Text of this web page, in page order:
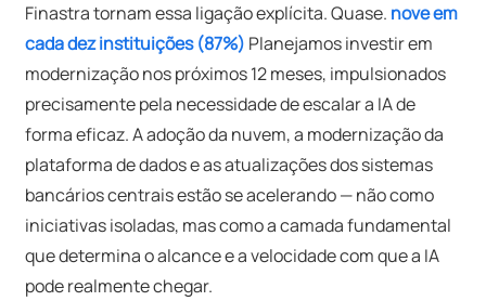
Finastra tornam essa ligação explícita. Quase. nove em
cada dez instituições (87%) Planejamos investir em
modernização nos próximos 12 meses, impulsionados
precisamente pela necessidade de escalar a IA de
forma eficaz. A adoção da nuvem, a modernização da
plataforma de dados e as atualizações dos sistemas
bancários centrais estão se acelerando — não como
iniciativas isoladas, mas como a camada fundamental
que determina o alcance e a velocidade com que a IA
pode realmente chegar.